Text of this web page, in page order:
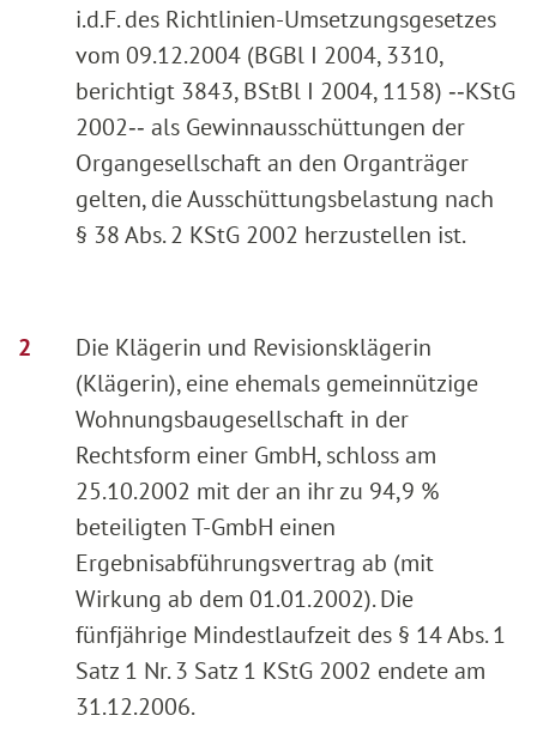
i.d.F. des Richtlinien-Umsetzungsgesetzes
vom 09.12.2004 (BGBl I 2004, 3310,
berichtigt 3843, BStBl I 2004, 1158) ‑‑KStG
2002‑‑ als Gewinnausschüttungen der
Organgesellschaft an den Organträger
gelten, die Ausschüttungsbelastung nach
§ 38 Abs. 2 KStG 2002 herzustellen ist.
Die Klägerin und Revisionsklägerin
(Klägerin), eine ehemals gemeinnützige
Wohnungsbaugesellschaft in der
Rechtsform einer GmbH, schloss am
25.10.2002 mit der an ihr zu 94,9 %
beteiligten T-GmbH einen
Ergebnisabführungsvertrag ab (mit
Wirkung ab dem 01.01.2002). Die
fünfjährige Mindestlaufzeit des § 14 Abs. 1
Satz 1 Nr. 3 Satz 1 KStG 2002 endete am
31.12.2006.